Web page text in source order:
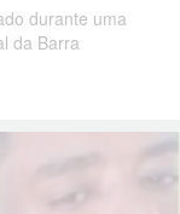
durante uma
da Barra